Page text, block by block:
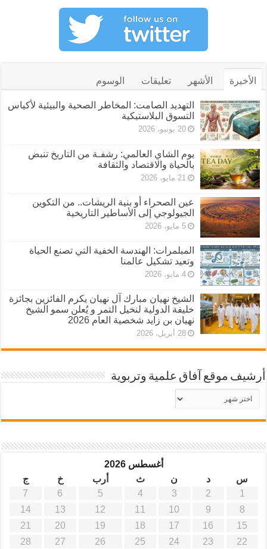
الأخيرة الأشهر تعليقات الوسوم
التهديد الصامت: المخاطر الصحية والبيئية لأكياس
التسوق البلاستيكية
20 يونيو، 2026
يوم الشاي العالمي: رشفـة من التاريخ تنبض
بالحياة والاقتصاد والثقافة
21 مايو، 2026
عين الصحراء أو بنية الريشات.. من التكوين
الجيولوجي إلى الأساطير التاريخية
5 مايو، 2026
المبلمرات: الهندسة الخفية التي تصنع الحياة
وتعيد تشكيل عالمنا
4 مايو، 2026
الشيخ نهيان مبارك آل نهيان يكرم الفائزين بجائزة
خليفة الدولية لنخيل التمر و يُعلن سمو الشيخ
نهيان بن زايد شخصية العام 2026
28 أبريل، 2026
أرشيف موقع آفاق علمية وتربوية
أرشيف
موقع
أغسطس 2026
س
د ن ث أرب خ
ج
1
2
3
4
5
6
7
8
9
10
11
12
13
14
15
16
17
18
19
20
21
22
23
24
25
26
27
28